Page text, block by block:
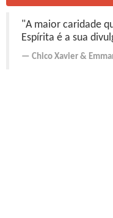
"A maior caridade
Espírita é a sua
Chico Xavier &